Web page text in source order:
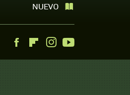
NUEVO
FacebookFlipboardInstagram